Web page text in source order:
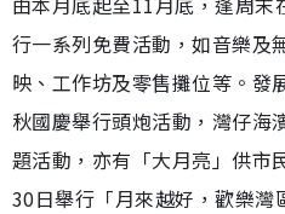
行一系列免費活動，如音樂及
映、工作坊及零售攤位等。發
秋國慶舉行頭炮活動，灣仔海
題活動，亦有「大月亮」供市
30日舉行「月來越好，歡樂灣